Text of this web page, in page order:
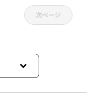
次ページ